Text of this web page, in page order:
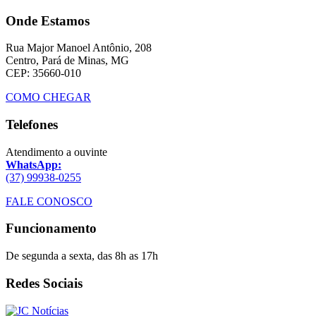
Onde Estamos
Rua Major Manoel Antônio, 208
Centro, Pará de Minas, MG
CEP: 35660-010
COMO CHEGAR
Telefones
Atendimento a ouvinte
WhatsApp:
(37) 99938-0255
FALE CONOSCO
Funcionamento
De segunda a sexta, das 8h as 17h
Redes Sociais